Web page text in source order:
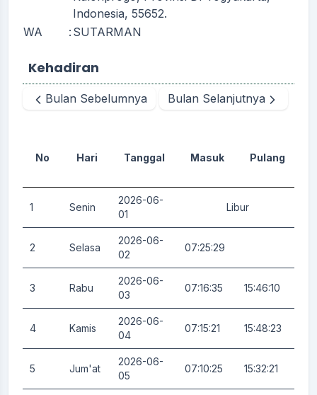
Indonesia, 55652.
WA
: SUTARMAN
Kehadiran
Bulan Sebelumnya Bulan Selanjutnya
No Hari Tanggal Masuk
Pulang
1 Senin
2026-06-
01
Libur
2 Selasa
2026-06-
02
07:25:29
3 Rabu
2026-06-
03
07:16:35 15:46:10
4 Kamis
2026-06-
04
07:15:21 15:48:23
5 Jum'at
2026-06-
05
07:10:25 15:32:21